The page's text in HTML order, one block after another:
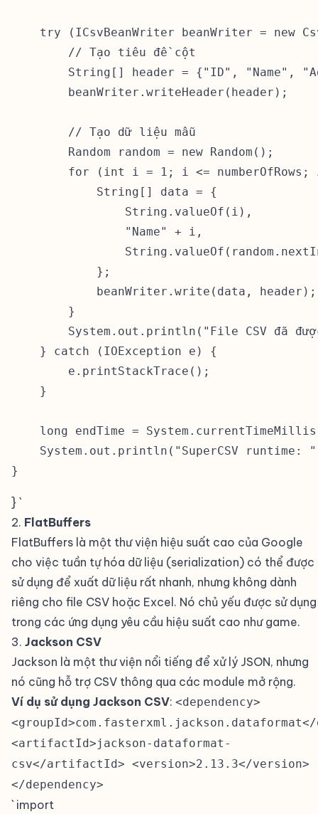
try (ICsvBeanWriter beanWriter = new
        // Tạo tiêu đề cột
String[] header = {"ID", "Name",
        beanWriter.writeHeader(header);
        // Tạo dữ liệu mẫu
        Random random = new Random();
for (int i = 1; i <= numberOfRows;
            String[] data = {
                String.valueOf(i),
                "Name" + i,
            };
            beanWriter.write(data, header);
        }
System.out.println("File CSV đã
    } catch (IOException e) {
        e.printStackTrace();
    }
long endTime =
System.out.println("SuperCSV runtime:
} `
2. FlatBuffers
FlatBuffers là một thư viện hiệu suất cao của Google
cho việc tuần tự hóa dữ liệu (serialization) có thể được
sử dụng để xuất dữ liệu rất nhanh, nhưng không dành
riêng cho file CSV hoặc Excel. Nó chủ yếu được sử dụng
trong các ứng dụng yêu cầu hiệu suất cao như game.
3. Jackson CSV
Jackson là một thư viện nổi tiếng để xử lý JSON, nhưng
nó cũng hỗ trợ CSV thông qua các module mở rộng.
Ví dụ sử dụng Jackson CSV: <dependency>
<groupId>com.fasterxml.jackson.dataformat</
<artifactId>jackson-dataformat-
csv</artifactId> <version>2.13.3</version>
</dependency>
` import